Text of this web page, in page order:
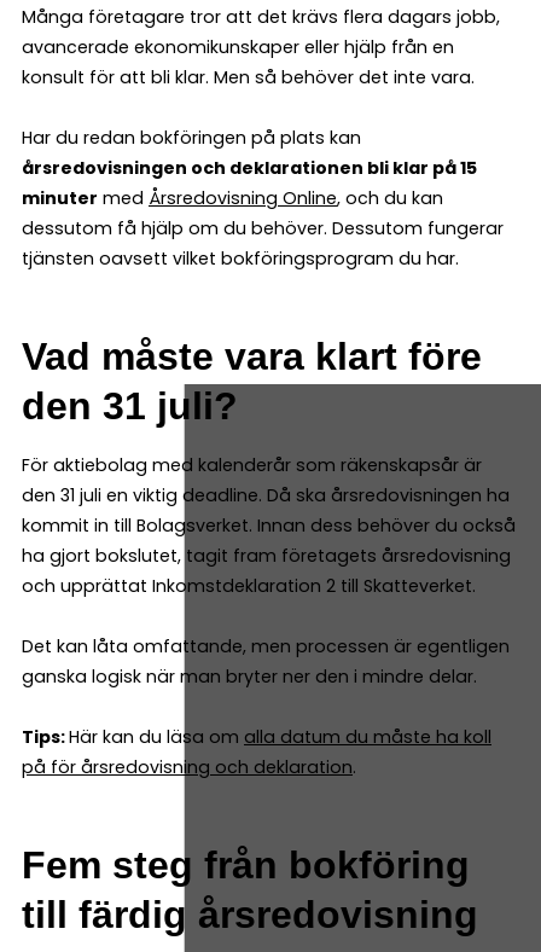
Många företagare tror att det krävs flera dagars jobb,
avancerade ekonomikunskaper eller hjälp från en
konsult för att bli klar. Men så behöver det inte vara.
Har du redan bokföringen på plats kan
årsredovisningen och deklarationen bli klar på 15
minuter med Årsredovisning Online, och du kan
dessutom få hjälp om du behöver. Dessutom fungerar
tjänsten oavsett vilket bokföringsprogram du har.
Vad måste vara klart före
den 31 juli?
För aktiebolag med kalenderår som räkenskapsår är
den 31 juli en viktig deadline. Då ska årsredovisningen ha
kommit in till Bolagsverket. Innan dess behöver du också
ha gjort bokslutet, tagit fram företagets årsredovisning
och upprättat Inkomstdeklaration 2 till Skatteverket.
Det kan låta omfattande, men processen är egentligen
ganska logisk när man bryter ner den i mindre delar.
Tips:Här kan du läsa om alla datum du måste ha koll
på för årsredovisning och deklaration.
Fem steg från bokföring
till färdig årsredovisning